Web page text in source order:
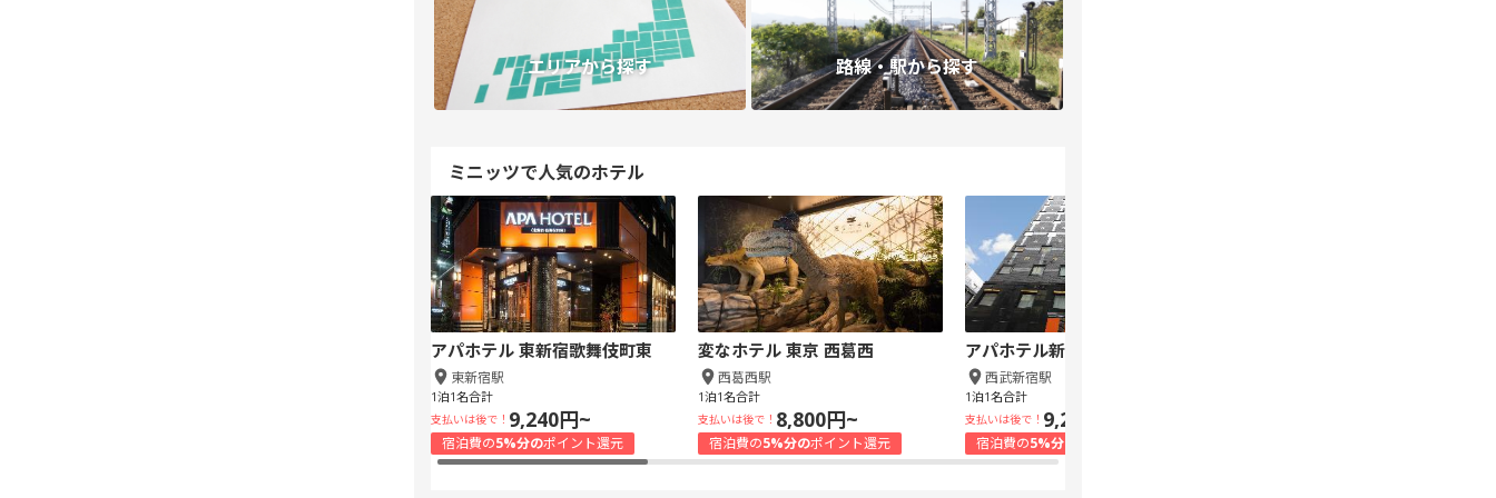
エリアから探す 路線・駅から探す
ミニッツで人気のホテル
アパホテル 東新宿歌舞伎町東
東新宿駅
1泊1名合計
支払いは後で！ 9,240円~
宿泊費の5%分のポイント還元
変なホテル 東京 西葛西
西葛西駅
1泊1名合計
支払いは後で！ 8,800円~
宿泊費の5%分のポイント還元
アパホテル新宿 歌舞伎町中央
西武新宿駅
1泊1名合計
支払いは後で！ 9,240円~
宿泊費の5%分の